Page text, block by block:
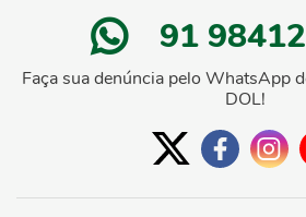
91
Faça sua denúncia pelo WhatsApp
DOL!